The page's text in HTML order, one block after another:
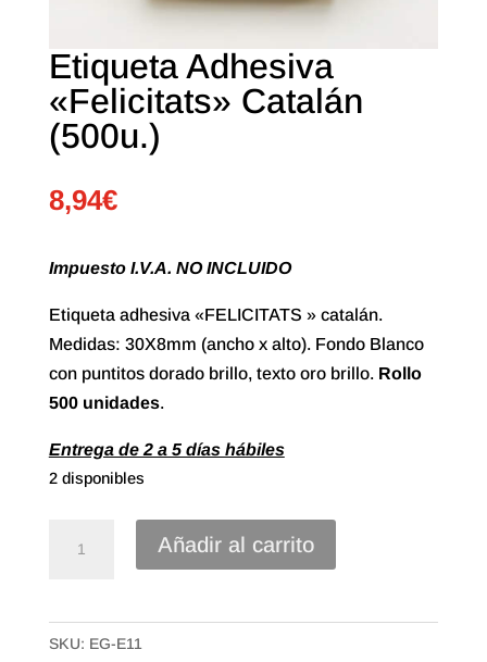
Etiqueta Adhesiva
«Felicitats» Catalán
(500u.)
8,94€
Impuesto I.V.A. NO INCLUIDO
Etiqueta adhesiva «FELICITATS » catalán.
Medidas: 30X8mm (ancho x alto). Fondo Blanco
con puntitos dorado brillo, texto oro brillo. Rollo
500 unidades.
Entrega de 2 a 5 días hábiles
2 disponibles
Catalán
(500u.)
Añadir al carrito
SKU: EG-E11